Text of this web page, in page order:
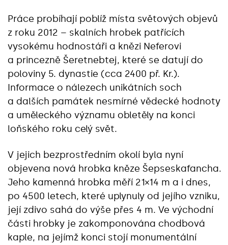
Práce probíhají poblíž místa světových objevů
z roku 2012 – skalních hrobek patřících
vysokému hodnostáři a knězi Neferovi
a princezně Šeretnebtej, které se datují do
poloviny 5. dynastie (cca 2400 př. Kr.).
Informace o nálezech unikátních soch
a dalších památek nesmírné vědecké hodnoty
a uměleckého významu obletěly na konci
loňského roku celý svět.
V jejich bezprostředním okolí byla nyní
objevena nová hrobka kněze Šepseskafancha.
Jeho kamenná hrobka měří 21×14 m a i dnes,
po 4500 letech, které uplynuly od jejího vzniku,
její zdivo sahá do výše přes 4 m. Ve východní
části hrobky je zakomponována chodbová
kaple, na jejímž konci stojí monumentální